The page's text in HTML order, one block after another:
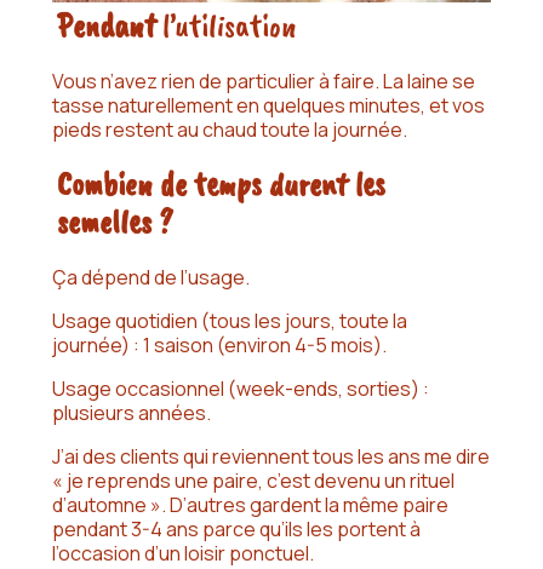
Pendantl’utilisation
Vous n’avez rien de particulier à faire. La laine se
tasse naturellement en quelques minutes, et vos
pieds restent au chaud toute la journée.
Combien de temps durent les
semelles ?
Ça dépend de l’usage.
Usage quotidien (tous les jours, toute la
journée) : 1 saison (environ 4-5 mois).
Usage occasionnel (week-ends, sorties) :
plusieurs années.
J’ai des clients qui reviennent tous les ans me dire
« je reprends une paire, c’est devenu un rituel
d’automne ». D’autres gardent la même paire
pendant 3-4 ans parce qu’ils les portent à
l’occasion d’un loisir ponctuel.